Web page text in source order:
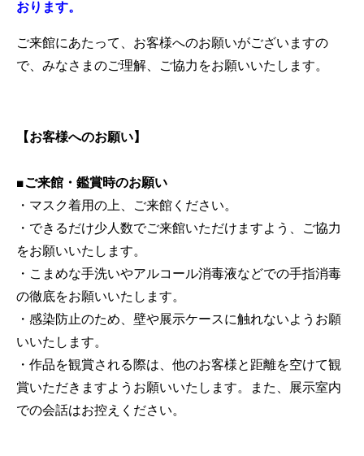
おります。
ご来館にあたって、お客様へのお願いがございますの
で、みなさまのご理解、ご協力をお願いいたします。
【お客様へのお願い】
■ご来館・鑑賞時のお願い
・マスク着用の上、ご来館ください。
・できるだけ少人数でご来館いただけますよう、ご協力
をお願いいたします。
・こまめな手洗いやアルコール消毒液などでの手指消毒
の徹底をお願いいたします。
・感染防止のため、壁や展示ケースに触れないようお願
いいたします。
・作品を観賞される際は、他のお客様と距離を空けて観
賞いただきますようお願いいたします。また、展示室内
での会話はお控えください。